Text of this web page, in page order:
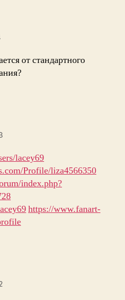
от стандартного
lacey69
Profile/liza4566350
index.php?
https://www.fanart-